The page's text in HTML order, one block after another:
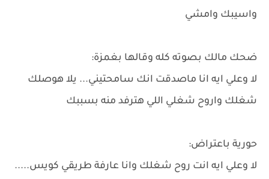
واسيبك وامشي
ضحك مالك بصوته كله وقالها بغمزة:
لا وعلي ايه انا ماصدقت انك سامحتيني... يلا هوصلك
شغلك واروح شغلي اللي هترفد منه بسببك
حورية باعتراض:
لا وعلي ايه انت روح شغلك وانا عارفة طريقي كويس.....